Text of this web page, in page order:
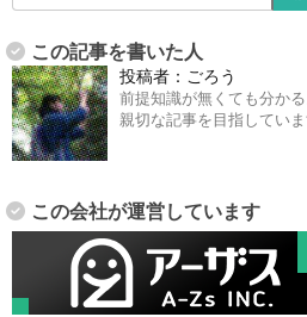
この記事を書いた人
投稿者： ごろう
前提知識が無くても分か
親切な記事を目指していま
この会社が運営しています